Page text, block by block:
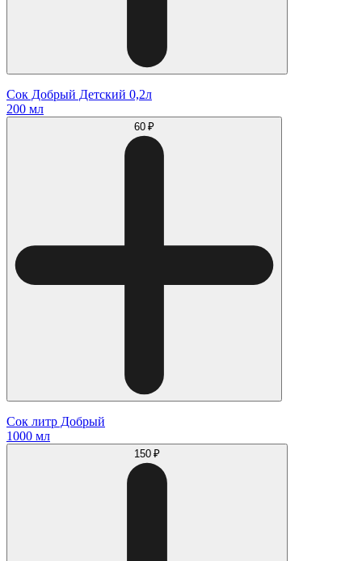
Сок Добрый Детский 0,2л
200 мл
60 ₽
Сок литр Добрый
1000 мл
150 ₽